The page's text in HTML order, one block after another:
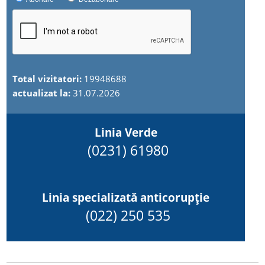
Total vizitatori: 19948688
actualizat la:31.07.2026
Linia Verde
(0231) 61980
Linia specializată anticorupție
(022) 250 535